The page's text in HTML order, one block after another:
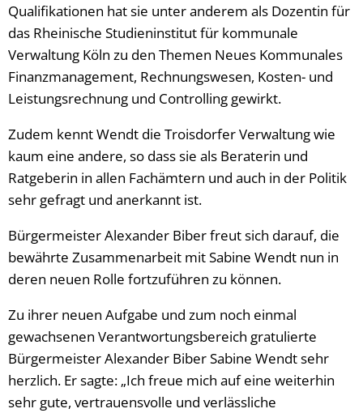
Qualifikationen hat sie unter anderem als Dozentin für
das Rheinische Studieninstitut für kommunale
Verwaltung Köln zu den Themen Neues Kommunales
Finanzmanagement, Rechnungswesen, Kosten- und
Leistungsrechnung und Controlling gewirkt.
Zudem kennt Wendt die Troisdorfer Verwaltung wie
kaum eine andere, so dass sie als Beraterin und
Ratgeberin in allen Fachämtern und auch in der Politik
sehr gefragt und anerkannt ist.
Bürgermeister Alexander Biber freut sich darauf, die
bewährte Zusammenarbeit mit Sabine Wendt nun in
deren neuen Rolle fortzuführen zu können.
Zu ihrer neuen Aufgabe und zum noch einmal
gewachsenen Verantwortungsbereich gratulierte
Bürgermeister Alexander Biber Sabine Wendt sehr
herzlich. Er sagte: „Ich freue mich auf eine weiterhin
sehr gute, vertrauensvolle und verlässliche